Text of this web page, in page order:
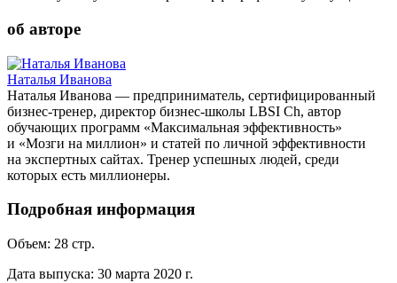
об авторе
Наталья Иванова
Наталья Иванова — предприниматель, сертифицированный
бизнес-тренер, директор бизнес-школы LBSI Ch, автор
обучающих программ «Максимальная эффективность»
и «Мозги на миллион» и статей по личной эффективности
на экспертных сайтах. Тренер успешных людей, среди
которых есть миллионеры.
Подробная информация
Объем: 28 стр.
Дата выпуска: 30 марта 2020 г.